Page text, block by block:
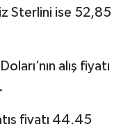
Sterlini ise 52,85
alış fiyatı
fiyatı 44,45